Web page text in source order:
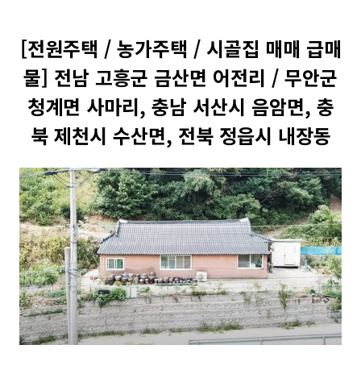
[전원주택 / 농가주택 / 시골집 매매 급매
물] 전남 고흥군 금산면 어전리 / 무안군
청계면 사마리, 충남 서산시 음암면, 충
북 제천시 수산면, 전북 정읍시 내장동